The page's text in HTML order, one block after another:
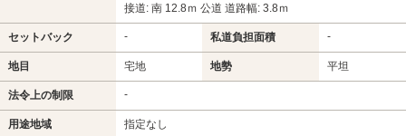
接道: 南 12.8ｍ 公道 道路幅: 3.8ｍ
セットバック - 私道負担面積 -
地目 宅地 地勢 平坦
法令上の制限 -
用途地域 指定なし